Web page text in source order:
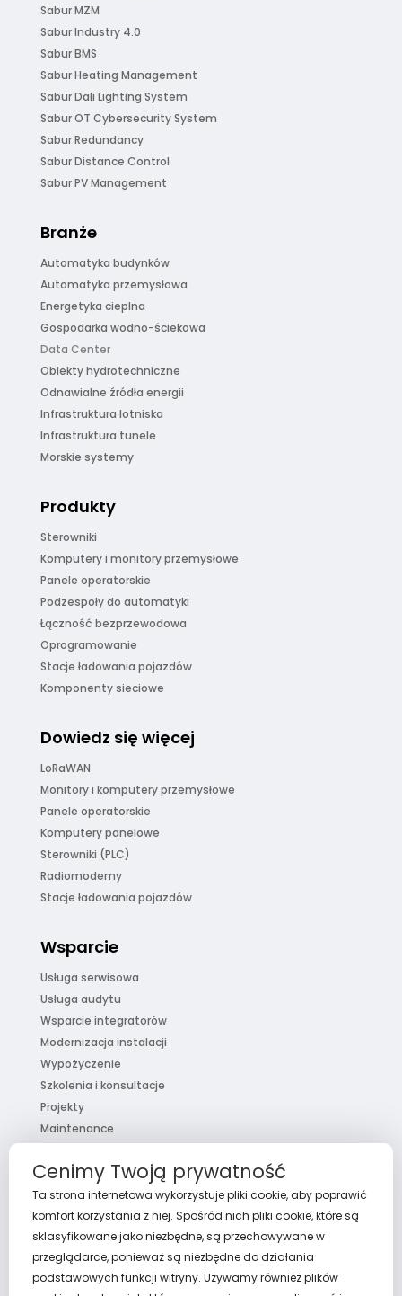
Sabur MZM
Sabur Industry 4.0
Sabur BMS
Sabur Heating Management
Sabur Dali Lighting System
Sabur OT Cybersecurity System
Sabur Redundancy
Sabur Distance Control
Sabur PV Management
Branże
Automatyka budynków
Automatyka przemysłowa
Energetyka cieplna
Gospodarka wodno-ściekowa
Data Center
Obiekty hydrotechniczne
Odnawialne źródła energii
Infrastruktura lotniska
Infrastruktura tunele
Morskie systemy
Produkty
Sterowniki
Komputery i monitory przemysłowe
Panele operatorskie
Podzespoły do automatyki
Łączność bezprzewodowa
Oprogramowanie
Stacje ładowania pojazdów
Komponenty sieciowe
Dowiedz się więcej
LoRaWAN
Monitory i komputery przemysłowe
Panele operatorskie
Komputery panelowe
Sterowniki (PLC)
Radiomodemy
Stacje ładowania pojazdów
Wsparcie
Usługa serwisowa
Usługa audytu
Wsparcie integratorów
Modernizacja instalacji
Wypożyczenie
Szkolenia i konsultacje
Projekty
Maintenance
FaQ
O nas
Cenimy Twoją prywatność
Ta strona internetowa wykorzystuje pliki cookie, aby poprawić
komfort korzystania z niej. Spośród nich pliki cookie, które są
sklasyfikowane jako niezbędne, są przechowywane w
przeglądarce, ponieważ są niezbędne do działania
podstawowych funkcji witryny. Używamy również plików